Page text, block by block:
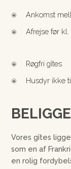
\ Ankomst
\ Afrejse før kl.
\ Røgfri gîtes
\ Husdyr ikke
Vores gîtes
som en af
en rolig